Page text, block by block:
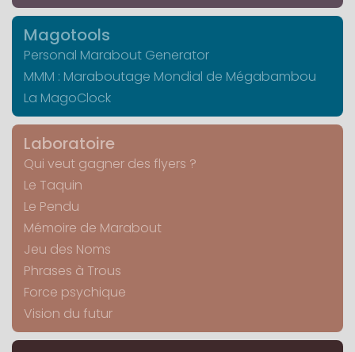
Magotools
Personal Marabout Generator
MMM : Maraboutage Mondial de Mégabambou
La MagoClock
Laboratoire
Qui veut gagner des flyers ?
Le Taquin
Le Pendu
Mémoire de Marabout
Jeu des Noms
Phrases à Trous
Force psychique
Vision du futur